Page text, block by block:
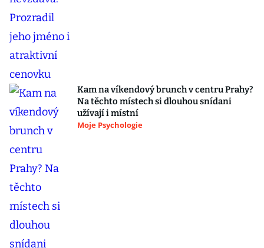
Kam na víkendový brunch v centru Prahy?
Na těchto místech si dlouhou snídani
užívají i místní
Moje Psychologie